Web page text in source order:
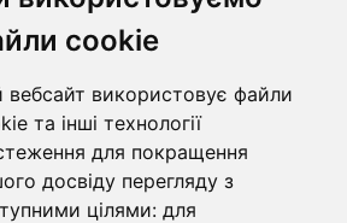
cookie
вебсайт використовує файли
та інші технології
для покращення
досвіду перегляду з
цілями: для
Медіа
Динамо TV
Фотогалерея
Акредитація
Команда